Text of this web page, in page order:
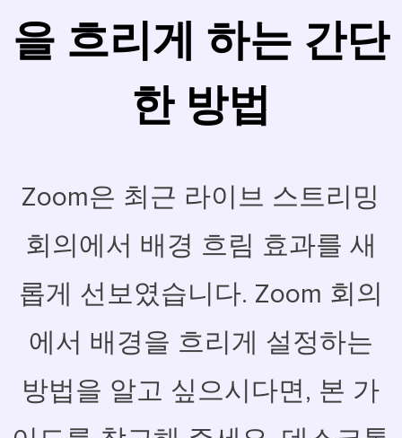
을 흐리게 하는 간단
한 방법
Zoom은 최근 라이브 스트리밍
회의에서 배경 흐림 효과를 새
롭게 선보였습니다. Zoom 회의
에서 배경을 흐리게 설정하는
방법을 알고 싶으시다면, 본 가